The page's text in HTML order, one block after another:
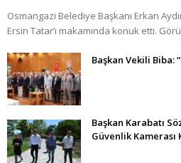
Osmangazi Belediye Başkanı Erkan
Ersin Tatar’ı makamında konuk etti.
Başkan Vekili Biba:
Başkan Karabatı
Güvenlik